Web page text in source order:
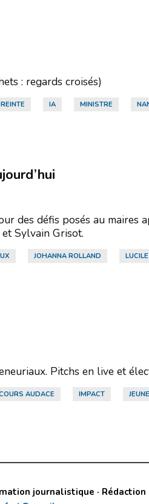
: regards croisés)
IA MINISTRE
défis posés au maires
Sylvain Grisot.
JOHANNA ROLLAND
Pitchs en live et
AUDACE IMPACT
journalistique · Rédaction